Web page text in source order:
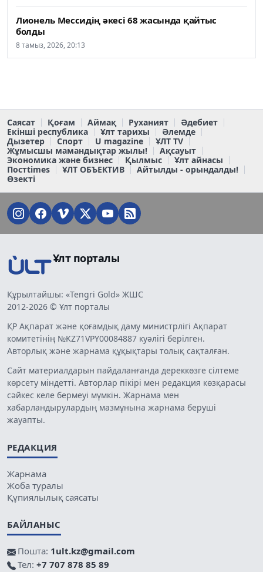
Лионель Мессидің әкесі 68 жасында қайтыс
болды
8 тамыз, 2026, 20:13
Саясат Қоғам Аймақ Руханият
Әдебиет
Екінші республика
Ұлт тарихы
Әлемде
Дызетер
Спорт U magazine
ҰЛТ TV
Жұмысшы мамандықтар жылы!
Ақсауыт
Экономика және бизнес
Қылмыс
Ұлт айнасы
Постtimes
ҰЛТ ОБЪЕКТИВ
Айтылды - орындалды!
Өзекті
Ұлт порталы
Құрылтайшы: «Tengri Gold» ЖШС
2012-2026 © Ұлт порталы
ҚР Ақпарат және қоғамдық даму министрлігі Ақпарат
комитетінің №KZ71VPY00084887 куәлігі берілген.
Авторлық және жарнама құқықтары толық сақталған.
Сайт материалдарын пайдаланғанда дереккөзге сілтеме
көрсету міндетті. Авторлар пікірі мен редакция көзқарасы
сәйкес келе бермеуі мүмкін. Жарнама мен
хабарландырулардың мазмұнына жарнама беруші
жауапты.
РЕДАКЦИЯ
Жарнама
Жоба туралы
Құпиялылық саясаты
БАЙЛАНЫС
Пошта: 1ult.kz@gmail.com
Тел: +7 707 878 85 89